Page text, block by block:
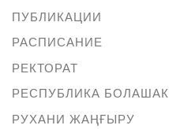
ПУБЛИКАЦИИ
РАСПИСАНИЕ
РЕКТОРАТ
РЕСПУБЛИКА БОЛАШАК
РУХАНИ ЖАҢҒЫРУ